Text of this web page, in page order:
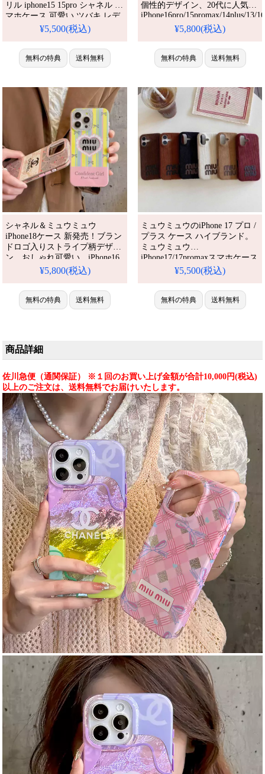
リル iphone15 15pro シャネル ス
マホケース 可愛い ツバキ レデ
ィース miumiu iphone14pro/14ケ
ンド iphone13携帯ケース おそろ
い。芸能人も愛用する人気アイ
テム。耐衝撃・防水・多機能で
ル、しかも格安。流行りのデザ
インをおすす
¥5,500(税込)
無料の特典 送料無料
個性的デザイン、20代に人気。
iPhone16pro/15promax/14plus/13/
全機種対応。芸能人も愛用する
グッチ風ブランド、耐衝撃＆防
水の多機能仕様。かわいいスタ
イルが流行り、格安で手に入
り、iPhone17pro/16promaxケー
¥5,800(税込)
無料の特典 送料無料
シャネル＆ミュウミュウ
iPhone18ケース 新発売！ブラン
ドロゴ入りストライプ柄デザイ
ン、おしゃれ可愛い。iPhone16
全機種対応。芸能人も愛用する
多機能仕様。かわいいストライ
プ柄が流行り、格安で手に入
り、iPhone17pro/16promaxケー
¥5,800(税込)
無料の特典 送料無料
ミュウミュウのiPhone 17 プロ /
プラス ケース ハイブランド。
ミュウミュウ
iPhone17/17promaxスマホケース
コーデュロイ ストライプ柄 手
携帯ケース レディース人気 ブ
ランド iphone15/14ケース 替え
た おしゃれ。芸能人も愛用する
¥5,500(税込)
無料の特典 送料無料
商品詳細
佐川急便（通関保証） ※１回のお買い上げ金額が合計10,000円(税込)
以上のご注文は、送料無料でお届けいたします。